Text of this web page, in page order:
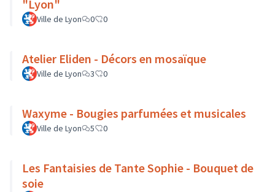
"Lyon"
Ville de Lyon 0 0
Atelier Eliden - Décors en mosaïque
Ville de Lyon 3 0
Waxyme - Bougies parfumées et musicales
Ville de Lyon 5 0
Les Fantaisies de Tante Sophie - Bouquet de
soie